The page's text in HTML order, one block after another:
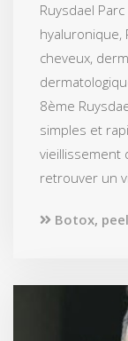
Ruysdael
hyaluronique,
cheveux,
8ème
simples et
vieillissement
retrouver un
Botox,